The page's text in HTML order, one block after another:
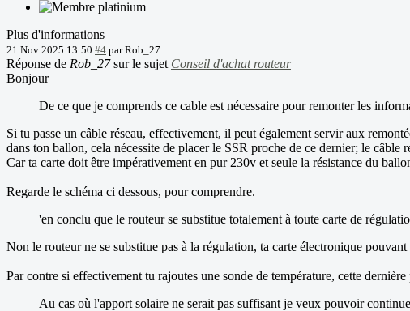
Plus d'informations
21 Nov 2025 13:50 #4 parRob_27
Réponse de Rob_27sur le sujet Conseil d'achat routeur
Bonjour
De ce que je comprends ce cable est nécessaire pour remonter les
Si tu passe un câble réseau, effectivement, il peut également servir aux
dans ton ballon, cela nécessite de placer le SSR proche de ce dernier; le câble
Car ta carte doit être impérativement en pur 230v et seule la résistance du
Regarde le schéma ci dessous, pour comprendre.
'en conclu que le routeur se substitue totalement à toute carte de
Non le routeur ne se substitue pas à la régulation, ta carte électronique
Par contre si effectivement tu rajoutes une sonde de température, cette
Au cas où l'apport solaire ne serait pas suffisant je veux pouvoir